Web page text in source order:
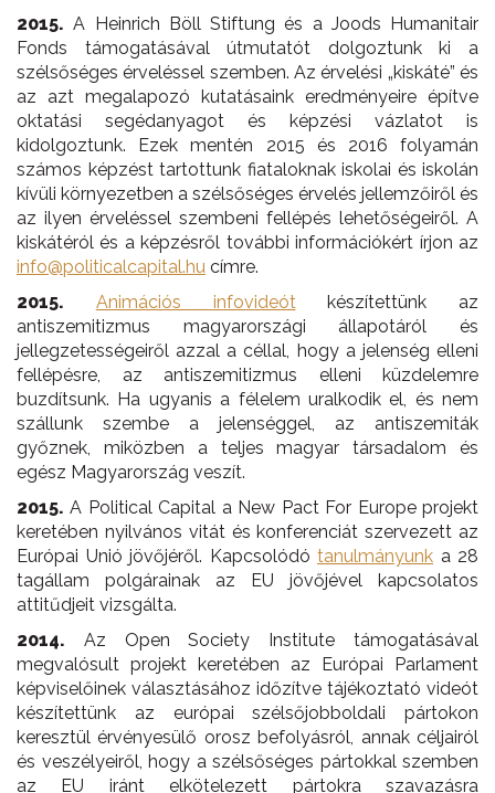
2015. A Heinrich Böll Stiftung és a Joods Humanitair
Fonds támogatásával útmutatót dolgoztunk ki a
szélsőséges érveléssel szemben. Az érvelési „kiskáté” és
az azt megalapozó kutatásaink eredményeire építve
oktatási segédanyagot és képzési vázlatot is
kidolgoztunk. Ezek mentén 2015 és 2016 folyamán
számos képzést tartottunk fiataloknak iskolai és iskolán
kívüli környezetben a szélsőséges érvelés jellemzőiről és
az ilyen érveléssel szembeni fellépés lehetőségeiről. A
kiskátéról és a képzésről további információkért írjon az
info@politicalcapital.hu címre.
2015.
Animációs infovideótkészítettünk az
antiszemitizmus magyarországi állapotáról és
jellegzetességeiről azzal a céllal, hogy a jelenség elleni
fellépésre, az antiszemitizmus elleni küzdelemre
buzdítsunk. Ha ugyanis a félelem uralkodik el, és nem
szállunk szembe a jelenséggel, az antiszemiták
győznek, miközben a teljes magyar társadalom és
egész Magyarország veszít.
2015. A Political Capital a New Pact For Europe projekt
keretében nyilvános vitát és konferenciát szervezett az
Európai Unió jövőjéről. Kapcsolódó tanulmányunk a 28
tagállam polgárainak az EU jövőjével kapcsolatos
attitűdjeit vizsgálta.
2014. Az Open Society Institute támogatásával
megvalósult projekt keretében az Európai Parlament
képviselőinek választásához időzítve tájékoztató videót
készítettünk az európai szélsőjobboldali pártokon
keresztül érvényesülő orosz befolyásról, annak céljairól
és veszélyeiről, hogy a szélsőséges pártokkal szemben
az EU iránt elkötelezett pártokra szavazásra